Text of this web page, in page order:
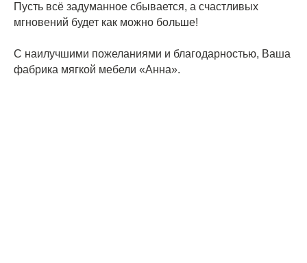
Пусть всё задуманное сбывается, а счастливых
мгновений будет как можно больше!
С наилучшими пожеланиями и благодарностью, Ваша
фабрика мягкой мебели «Анна».